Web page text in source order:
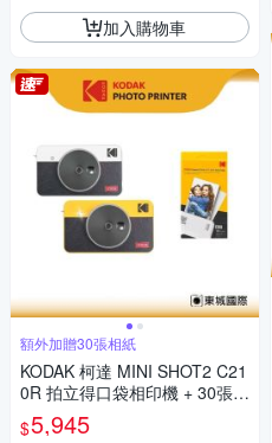
加入購物車
額外加贈30張相紙
KODAK 柯達 MINI SHOT2 C21
0R 拍立得口袋相印機 + 30張相
紙組 公司貨
$5,945